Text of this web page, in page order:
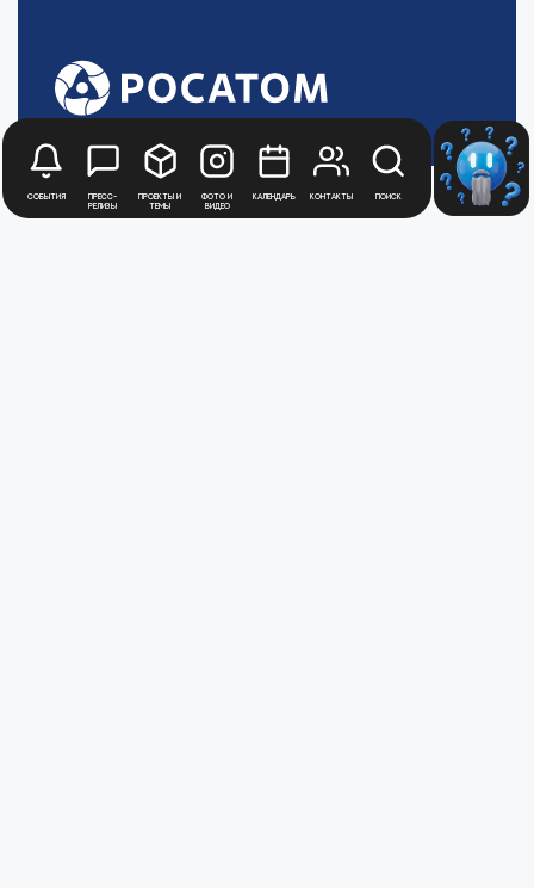
События
Пресс-
релизы
Проекты и
темы
Фото и
видео
Календарь Контакты Поиск